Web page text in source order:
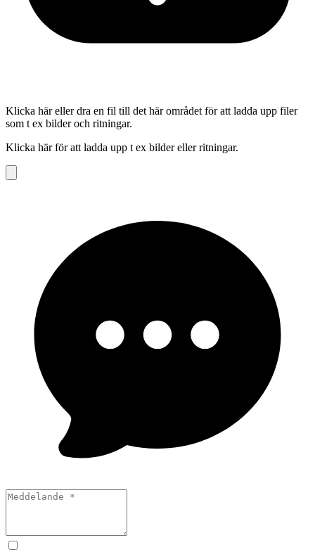
Klicka här eller dra en fil till det här området för att ladda upp filer
som t ex bilder och ritningar.
Klicka här för att ladda upp t ex bilder eller ritningar.